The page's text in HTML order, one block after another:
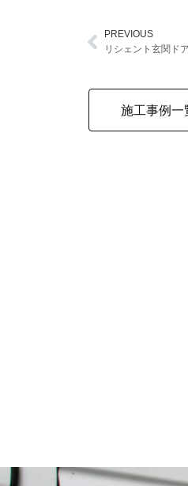
PrevPREVIOUS
リシェント玄関ドア
施工事例一